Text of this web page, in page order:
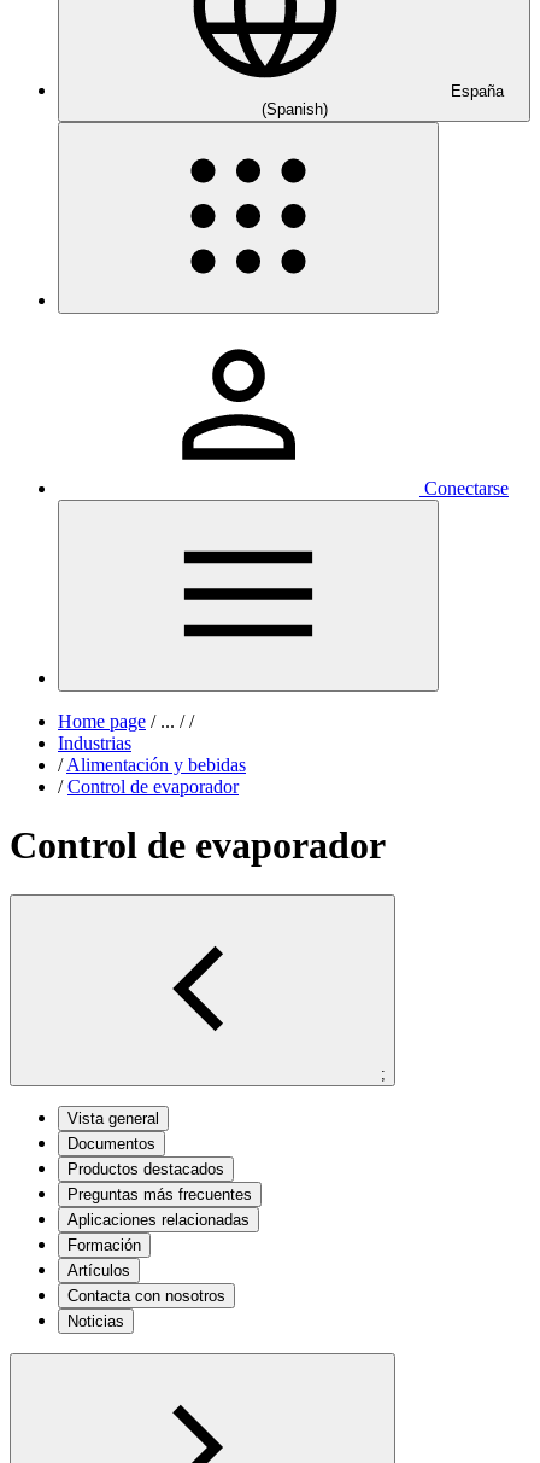
España
(Spanish)
Conectarse
Home page /... / /
Industrias
/ Alimentación y bebidas
/ Control de evaporador
Control de evaporador
;
Vista general
Documentos
Productos destacados
Preguntas más frecuentes
Aplicaciones relacionadas
Formación
Artículos
Contacta con nosotros
Noticias